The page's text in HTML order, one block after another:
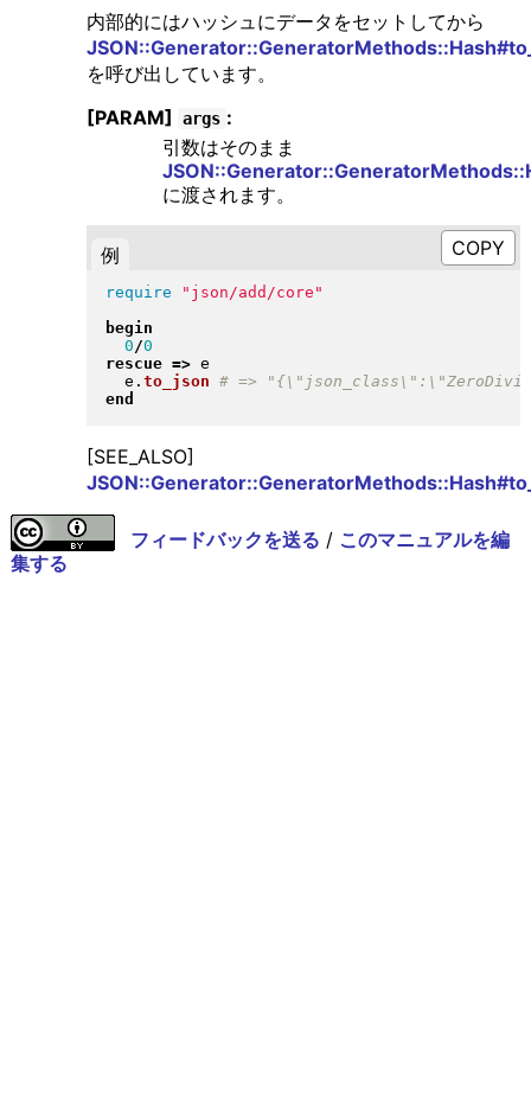
内部的にはハッシュにデータをセットしてから
を呼び出しています。
[PARAM]
args :
引数はそのまま
に渡されます。
例
require " json/add/core "
begin
0 /0
rescue => e
  e
. to_json
end
[SEE_ALSO]
フィードバックを送る / このマニュアルを編
集する